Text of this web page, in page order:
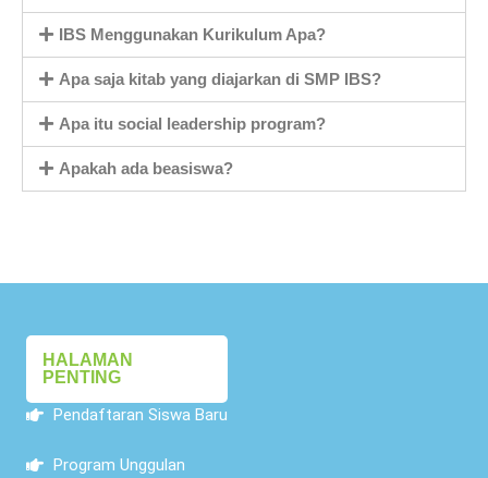
IBS Menggunakan Kurikulum Apa?
Apa saja kitab yang diajarkan di SMP IBS?
Apa itu social leadership program?
Apakah ada beasiswa?
HALAMAN
PENTING
Pendaftaran Siswa Baru
Program Unggulan